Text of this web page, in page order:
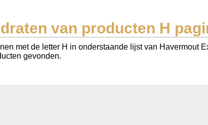
van producten H
met de letter H in onderstaande lijst van Havermout
gevonden.